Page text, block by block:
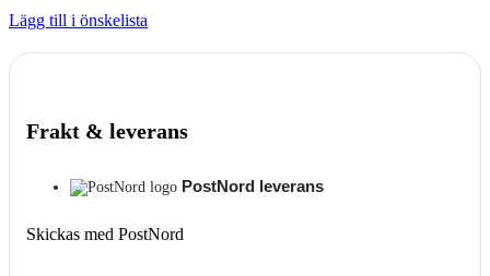
Lägg till i önskelista
Frakt & leverans
PostNord leverans
Skickas med PostNord